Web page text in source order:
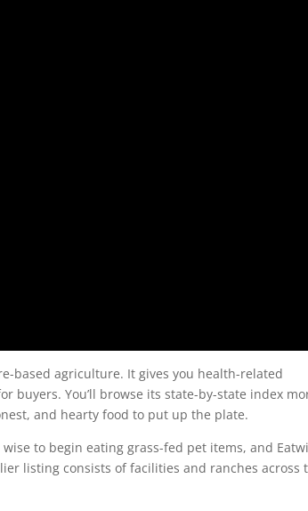
based agriculture. It gives you health-related
buyers. You’ll browse its state-by-state index
and hearty food to put up the plate.
to begin eating grass-fed pet items, and
listing consists of facilities and ranches across